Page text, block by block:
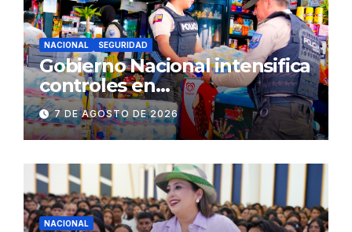
NACIONAL SEGURIDAD
Gobierno Nacional intensifica
controles en
establecimientos y espacios
públicos de Pichincha: 684
operativos en zonas
comerciales y de
concurrencia
7 DE AGOSTO DE 2026
NACIONAL